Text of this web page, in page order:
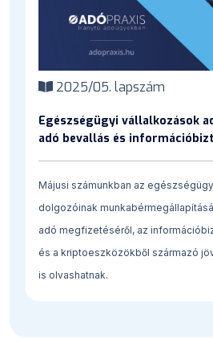
2025/05. lapszám
Egészségügyi vállalkozások
adó bevallás és
Májusi számunkban az
dolgozóinak
adó megfizetéséről, az
és a kriptoeszközökből származó
is olvashatnak.